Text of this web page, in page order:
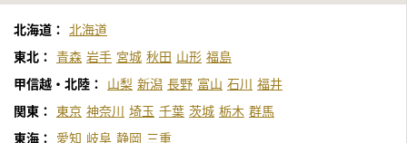
北海道： 北海道
東北： 青森 岩手 宮城 秋田 山形 福島
甲信越・北陸：
山梨 新潟 長野 富山 石川 福井
関東：
東京 神奈川 埼玉 千葉 茨城 栃木 群馬
東海：
愛知 岐阜 静岡 三重